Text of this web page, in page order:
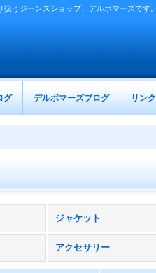
うジーンズショップ、デルボマーズです。
グ デルボマーズブログ リンク
ジャケット
アクセサリー